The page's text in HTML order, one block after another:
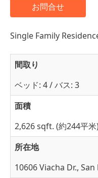
お問合せ
Single Family
間取り
ベッド: 4 / バス: 3
面積
2,626 sqft. (約244平
所在地
10606 Viacha Dr.,